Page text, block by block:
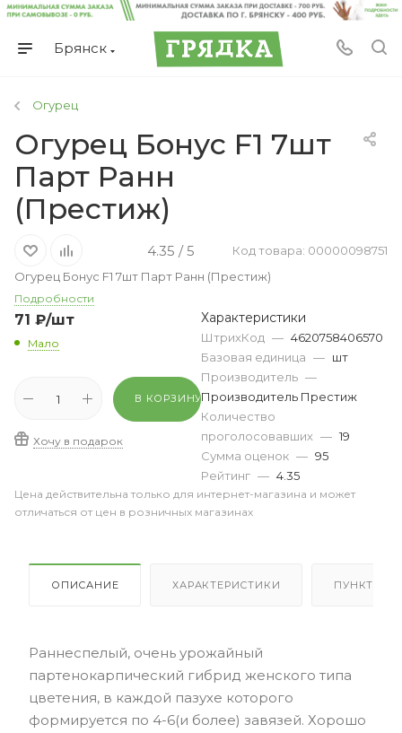
Брянск
Огурец
Огурец Бонус F1 7шт
Парт Ранн
(Престиж)
4.35 / 5
Код товара: 00000098751
Огурец Бонус F1 7шт Парт Ранн (Престиж)
Подробности
71 ₽/шт
Мало
В КОРЗИНУ
Хочу в подарок
Характеристики
ШтрихКод — 4620758406570
Базовая единица — шт
Производитель —
Производитель Престиж
Количество
проголосовавших — 19
Сумма оценок — 95
Рейтинг — 4.35
Цена действительна только для интернет-магазина и может
отличаться от цен в розничных магазинах
ОПИСАНИЕ ХАРАКТЕРИСТИКИ ПУНКТЫ
Раннеспелый, очень урожайный
партенокарпический гибрид женского типа
цветения, в каждой пазухе которого
формируется по 4-6(и более) завязей. Хорошо